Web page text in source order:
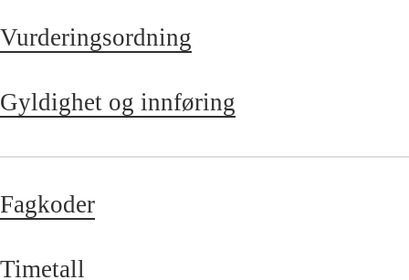
Vurderingsordning
Gyldighet og innføring
Fagkoder
Timetall